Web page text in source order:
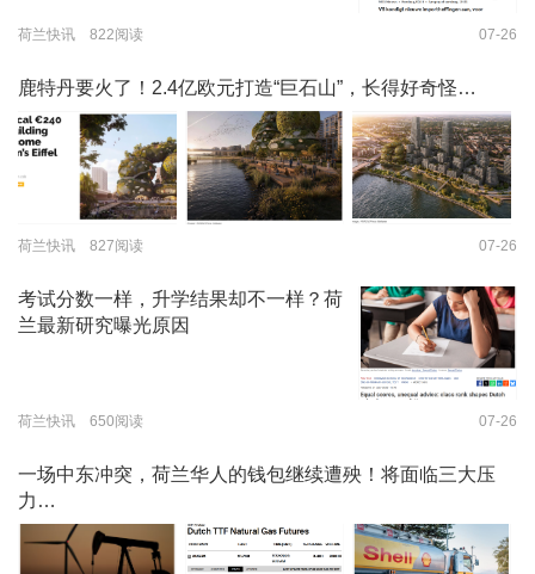
荷兰快讯 822阅读 07-26
鹿特丹要火了！2.4亿欧元打造“巨石山”，长得好奇怪…
荷兰快讯 827阅读 07-26
考试分数一样，升学结果却不一样？荷
兰最新研究曝光原因
荷兰快讯 650阅读 07-26
一场中东冲突，荷兰华人的钱包继续遭殃！将面临三大压
力…